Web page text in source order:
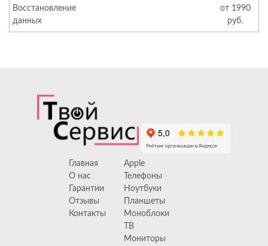
Восстановление
данных
от 1990
руб.
Главная
О нас
Гарантии
Отзывы
Контакты
Apple
Телефоны
Ноутбуки
Планшеты
Моноблоки
ТВ
Мониторы